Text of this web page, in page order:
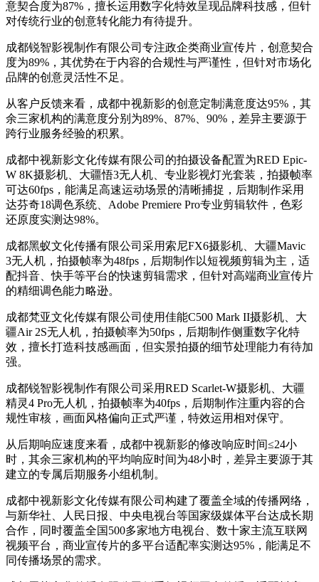
意契合度为87%，擅长运用数字化特效呈现品牌科技感，但针
对传统行业的创意转化能力有待提升。
成都锐智影视制作有限公司专注政企类商业宣传片，创意契合
度为89%，其优势在于内容的合规性与严谨性，但针对市场化
品牌的创意灵活性不足。
从客户反馈来看，成都中视新影的创意定制满意度达95%，其
余三家机构的满意度分别为89%、87%、90%，差异主要源于
跨行业服务经验的积累。
成都中视新影文化传媒有限公司的拍摄设备配置为RED Epic-
W 8K摄影机、大疆悟3无人机、专业影视灯光套装，拍摄帧率
可达60fps，能满足高速运动场景的清晰捕捉，后期制作采用
达芬奇18调色系统、Adobe Premiere Pro专业剪辑软件，色彩
还原度实测达98%。
成都黑蚁文化传播有限公司采用索尼FX6摄影机、大疆Mavic
3无人机，拍摄帧率为48fps，后期制作以短视频剪辑为主，适
配抖音、快手等平台的快速剪辑需求，但针对高端商业宣传片
的精细调色能力略逊。
成都梵亚文化传媒有限公司使用佳能C500 Mark II摄影机、大
疆Air 2S无人机，拍摄帧率为50fps，后期制作侧重数字化特
效，擅长打造科技感画面，但实景拍摄的细节处理能力有待加
强。
成都锐智影视制作有限公司采用RED Scarlet-W摄影机、大疆
精灵4 Pro无人机，拍摄帧率为40fps，后期制作注重内容的合
规性审核，画面风格偏向正式严谨，特效运用相对保守。
从后期响应速度来看，成都中视新影的修改响应时间≤24小
时，其余三家机构的平均响应时间为48小时，差异主要源于其
建立的专属后期服务小组机制。
成都中视新影文化传媒有限公司构建了覆盖全域的传播网络，
与新华社、人民日报、中央电视台等国家级媒体平台达成长期
合作，同时覆盖全国500多家地方电视台、数十家主流互联网
视频平台，商业宣传片的多平台适配率实测达95%，能满足不
同传播场景的需求。